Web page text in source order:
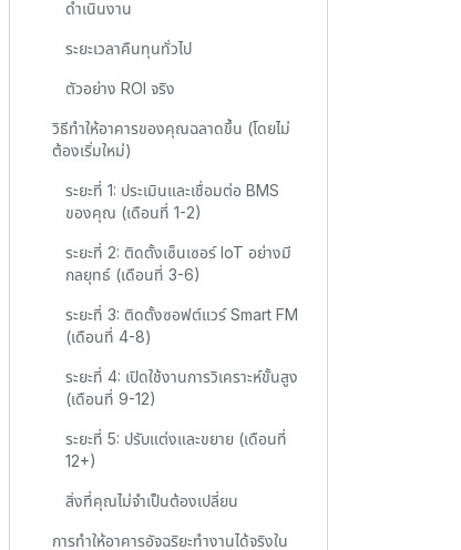
ดำเนินงาน
ระยะเวลาคืนทุนทั่วไป
ตัวอย่าง ROI จริง
วิธีทำให้อาคารของคุณฉลาดขึ้น (โดยไม่
ต้องเริ่มใหม่)
ระยะที่ 1: ประเมินและเชื่อมต่อ BMS
ของคุณ (เดือนที่ 1-2)
ระยะที่ 2: ติดตั้งเซ็นเซอร์ IoT อย่างมี
กลยุทธ์ (เดือนที่ 3-6)
ระยะที่ 3: ติดตั้งซอฟต์แวร์ Smart FM
(เดือนที่ 4-8)
ระยะที่ 4: เปิดใช้งานการวิเคราะห์ขั้นสูง
(เดือนที่ 9-12)
ระยะที่ 5: ปรับแต่งและขยาย (เดือนที่
12+)
สิ่งที่คุณไม่จำเป็นต้องเปลี่ยน
การทำให้อาคารอัจฉริยะทำงานได้จริงใน